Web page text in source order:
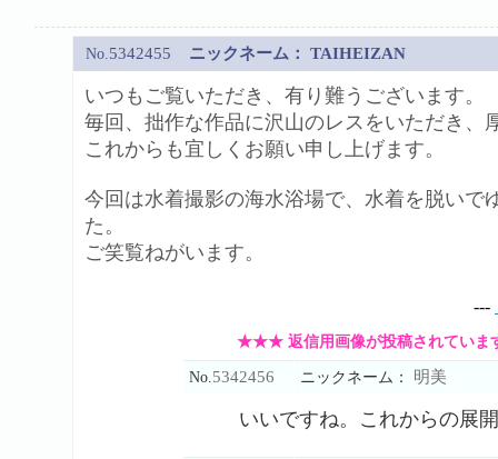
No.5342455 ニックネーム： TAIHEIZAN
いつもご覧いただき、有り難うございます。
毎回、拙作な作品に沢山のレスをいただき、
これからも宜しくお願い申し上げます。
今回は水着撮影の海水浴場で、水着を脱いで
た。
ご笑覧ねがいます。
---
★★★ 返信用画像が投稿されていま
No.5342456 ニックネーム： 明美
いいですね。これからの展